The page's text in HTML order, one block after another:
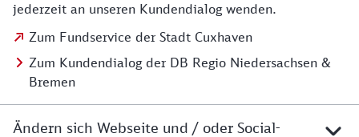
jederzeit an unseren Kundendialog wenden.
Zum Fundservice der Stadt Cuxhaven
Zum Kundendialog der DB Regio Niedersachsen &
Bremen
Ändern sich Webseite und / oder Social-